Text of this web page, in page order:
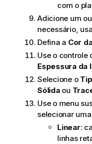
com o
Adicione um
necessário,
Defina a Cor
Use o controle
Espessura da
Selecione o
Sólidaou
Use o menu
selecionar
Linear:
linhas